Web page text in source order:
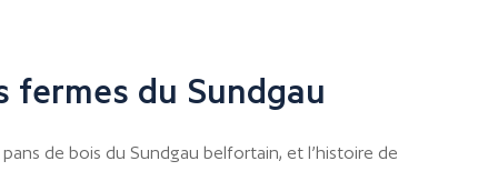
fermes du Sundgau
de bois du Sundgau belfortain, et l’histoire de